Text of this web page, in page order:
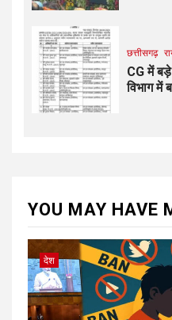
छत्तीसगढ़
CG में
विभाग में
YOU MAY HAVE
देश